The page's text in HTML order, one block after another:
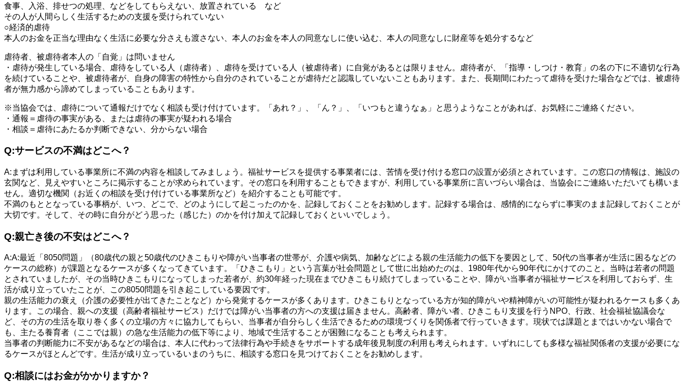
食事、入浴、排せつの処理、などをしてもらえない、放置されている など
その人が人間らしく生活するための支援を受けられていない
○経済的虐待
本人のお金を正当な理由なく生活に必要な分さえも渡さない、本人のお金を本人の同意なしに使い込む、本人の同意なしに財産等を処分するなど
虐待者、被虐待者本人の「自覚」は問いません
・虐待が発生している場合、虐待をしている人（虐待者）、虐待を受けている人（被虐待者）に自覚があるとは限りません。虐待者が、「指導・しつけ・教育」の名の下に不適切な行為
を続けていることや、被虐待者が、自身の障害の特性から自分のされていることが虐待だと認識していないこともあります。また、長期間にわたって虐待を受けた場合などでは、被虐待
者が無力感から諦めてしまっていることもあります。
※当協会では、虐待について通報だけでなく相談も受け付けています。「あれ？」、「ん？」、「いつもと違うなぁ」と思うようなことがあれば、お気軽にご連絡ください。
・通報＝虐待の事実がある、または虐待の事実が疑われる場合
・相談＝虐待にあたるか判断できない、分からない場合
Q:サービスの不満はどこへ？
A:まずは利用している事業所に不満の内容を相談してみましょう。福祉サービスを提供する事業者には、苦情を受け付ける窓口の設置が必須とされています。この窓口の情報は、施設の
玄関など、見えやすいところに掲示することが求められています。その窓口を利用することもできますが、利用している事業所に言いづらい場合は、当協会にご連絡いただいても構いま
せん。適切な機関（お近くの相談を受け付けている事業所など）を紹介することも可能です。
不満のもととなっている事柄が、いつ、どこで、どのようにして起こったのかを、記録しておくことをお勧めします。記録する場合は、感情的にならずに事実のまま記録しておくことが
大切です。そして、その時に自分がどう思った（感じた）のかを付け加えて記録しておくといいでしょう。
Q:親亡き後の不安はどこへ？
A:A:最近「8050問題」（80歳代の親と50歳代のひきこもりや障がい当事者の世帯が、介護や病気、加齢などによる親の生活能力の低下を要因として、50代の当事者が生活に困るなどの
ケースの総称）が課題となるケースが多くなってきています。「ひきこもり」という言葉が社会問題として世に出始めたのは、1980年代から90年代にかけてのこと。当時は若者の問題
とされていましたが、その当時ひきこもりになってしまった若者が、約30年経った現在までひきこもり続けてしまっていることや、障がい当事者が福祉サービスを利用しておらず、生
活が成り立っていたことが、この8050問題を引き起こしている要因です。
親の生活能力の衰え（介護の必要性が出てきたことなど）から発覚するケースが多くあります。ひきこもりとなっている方が知的障がいや精神障がいの可能性が疑われるケースも多くあ
ります。この場合、親への支援（高齢者福祉サービス）だけでは障がい当事者の方への支援は届きません。高齢者、障がい者、ひきこもり支援を行うNPO、行政、社会福祉協議会な
ど、その方の生活を取り巻く多くの立場の方々に協力してもらい、当事者が自分らしく生活できるための環境づくりを関係者で行っていきます。現状では課題とまではいかない場合で
も、主たる養育者（ここでは親）の急な生活能力の低下等により、地域で生活することが困難になることも考えられます。
当事者の判断能力に不安があるなどの場合は、本人に代わって法律行為や手続きをサポートする成年後見制度の利用も考えられます。いずれにしても多様な福祉関係者の支援が必要にな
るケースがほとんどです。生活が成り立っているいまのうちに、相談する窓口を見つけておくことをお勧めします。
Q:相談にはお金がかかりますか？